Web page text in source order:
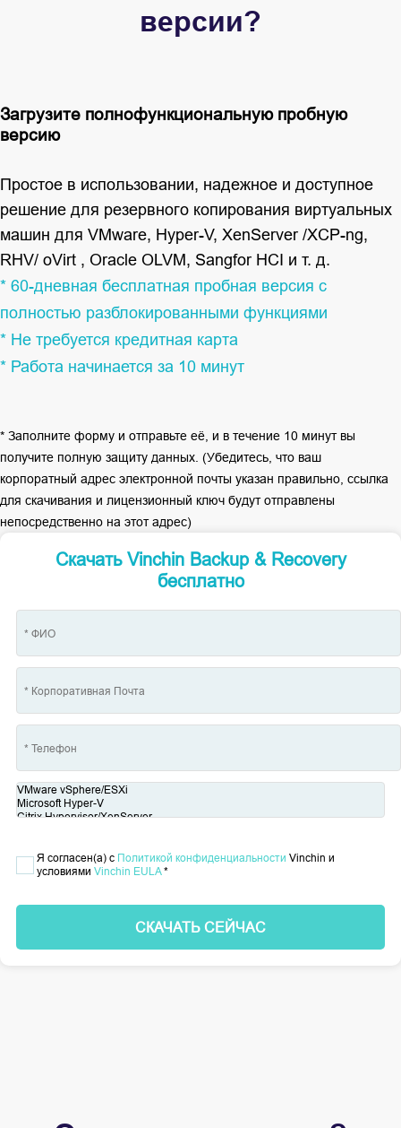
версии?
Загрузите полнофункциональную пробную
версию
Простое в использовании, надежное и доступное
решение для резервного копирования виртуальных
машин для VMware, Hyper-V, XenServer /XCP-ng,
RHV/ oVirt , Oracle OLVM, Sangfor HCI и т. д.
* 60-дневная бесплатная пробная версия с
полностью разблокированными функциями
* Не требуется кредитная карта
* Работа начинается за 10 минут
* Заполните форму и отправьте её, и в течение 10 минут вы
получите полную защиту данных. (Убедитесь, что ваш
корпоратный адрес электронной почты указан правильно, ссылка
для скачивания и лицензионный ключ будут отправлены
непосредственно на этот адрес)
Скачать Vinchin Backup & Recovery
бесплатно
Я согласен(а) с Политикой конфиденциальности Vinchin и
условиями Vinchin EULA*
СКАЧАТЬ СЕЙЧАС